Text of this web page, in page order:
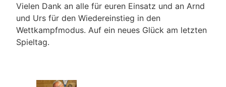
Vielen Dank an alle für euren Einsatz und an Arnd
und Urs für den Wiedereinstieg in den
Wettkampfmodus. Auf ein neues Glück am letzten
Spieltag.